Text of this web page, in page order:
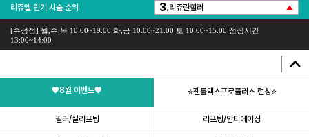
리쥬엘 인기 시술 순위 3.리쥬란힐러
4.스킨바이브
5.콜라겐주사
1.리팟레이저
[수성점] 월,수,목 10:00~19:00 화,금 10:00~21:00 토 10:00~15:00 점심시간
13:00~14:00
♥️8월 이벤트♥️ ⭐젠틀맥스프로플러스 런칭⭐
필러/실리프팅 리프팅/안티에이징